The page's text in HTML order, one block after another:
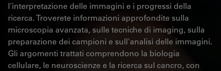
l'interpretazione delle immagini e i progressi della
ricerca. Troverete informazioni approfondite sulla
microscopia avanzata, sulle tecniche di imaging, sulla
preparazione dei campioni e sull'analisi delle immagini.
Gli argomenti trattati comprendono la biologia
cellulare, le neuroscienze e la ricerca sul cancro, con